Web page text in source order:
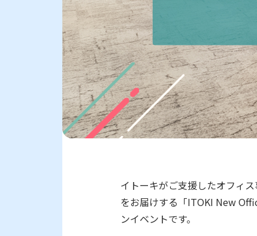
イトーキがご支援したオフィ
をお届けする「ITOKI New
ンイベントです。